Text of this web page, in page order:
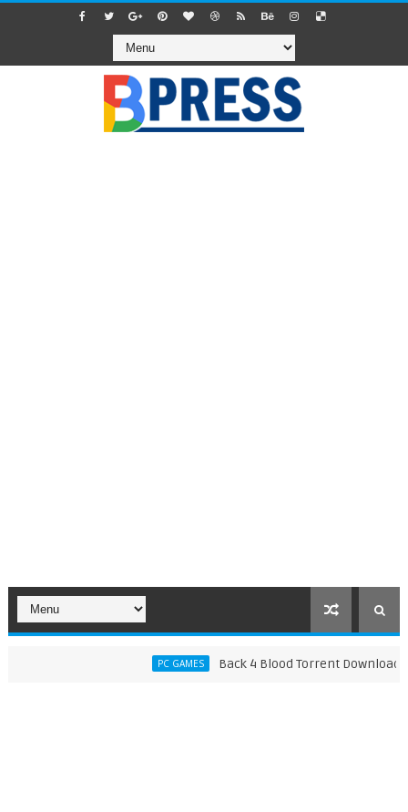
PC GAMES Back 4 Blood Torrent Download